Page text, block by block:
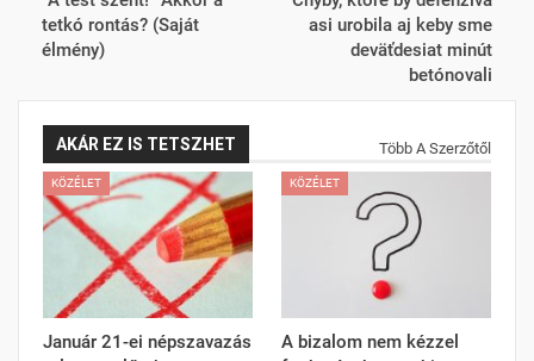
tetkó rontás? (Saját
élmény)
asi urobila aj keby sme
deväťdesiat minút
betónovali
AKÁR EZ IS TETSZHET Több A Szerzőtől
KÖZÉLET
Január 21-ei népszavazás
KÖZÉLET
A bizalom nem kézzel